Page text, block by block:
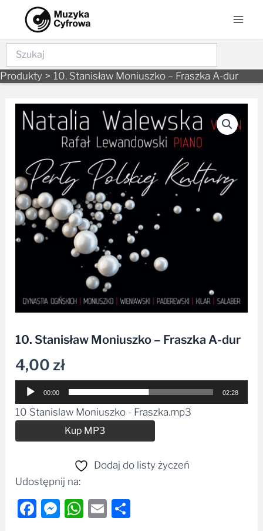
content
Szukaj
Produkty 10. Stanisław Moniuszko – Fraszka A-dur
10. Stanisław Moniuszko – Fraszka A-dur
4,00zł
Odtwarzacz
plików
dźwiękowych
00:00 02:28
10 Stanislaw Moniuszko - Fraszka.mp3
Kup MP3
Dodaj do listy życzeń
Udostępnij na:
Facebook
Messenger
WhatsApp
Email